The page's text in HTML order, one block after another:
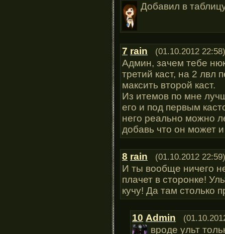
Добавил в
7 rain (01.10.2012 22:58)
Админ, зачем тебе
третий каст, на 2 лвл
максить второй каст.
Из итемов по мне
его и под первым
него реально можно
добавь что он может
8 rain (01.10.2012 22:59)
И ты вообще ничего
плачет в сторонке!
кучу! Да там столько
10 Admin
вроде ульт